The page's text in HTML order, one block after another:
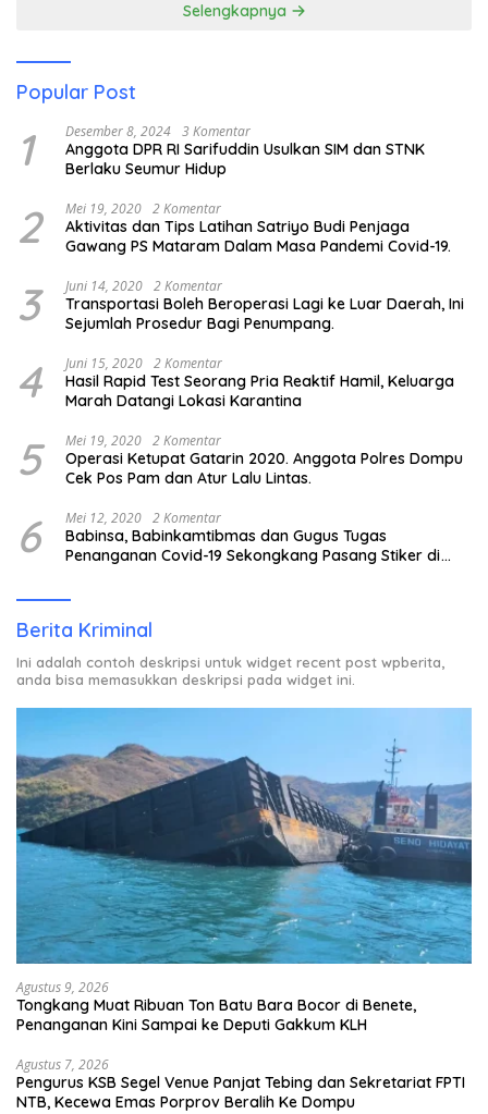
Selengkapnya
Popular Post
1 Desember 8, 2024 3 Komentar
Anggota DPR RI Sarifuddin Usulkan SIM dan STNK
Berlaku Seumur Hidup
2 Mei 19, 2020 2 Komentar
Aktivitas dan Tips Latihan Satriyo Budi Penjaga
Gawang PS Mataram Dalam Masa Pandemi Covid-19.
3 Juni 14, 2020 2 Komentar
Transportasi Boleh Beroperasi Lagi ke Luar Daerah, Ini
Sejumlah Prosedur Bagi Penumpang.
4 Juni 15, 2020 2 Komentar
Hasil Rapid Test Seorang Pria Reaktif Hamil, Keluarga
Marah Datangi Lokasi Karantina
5 Mei 19, 2020 2 Komentar
Operasi Ketupat Gatarin 2020. Anggota Polres Dompu
Cek Pos Pam dan Atur Lalu Lintas.
6 Mei 12, 2020 2 Komentar
Babinsa, Babinkamtibmas dan Gugus Tugas
Penanganan Covid-19 Sekongkang Pasang Stiker di
Berita Kriminal
Ini adalah contoh deskripsi untuk widget recent post wpberita,
anda bisa memasukkan deskripsi pada widget ini.
Agustus 9, 2026
Tongkang Muat Ribuan Ton Batu Bara Bocor di Benete,
Penanganan Kini Sampai ke Deputi Gakkum KLH
Agustus 7, 2026
Pengurus KSB Segel Venue Panjat Tebing dan Sekretariat FPTI
NTB, Kecewa Emas Porprov Beralih Ke Dompu